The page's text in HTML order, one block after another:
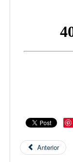
Anterior